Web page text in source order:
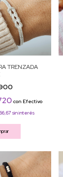
TRENZADA
con Efectivo
sin interés